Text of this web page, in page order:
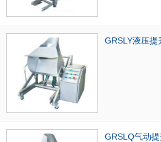
GRSLY液压提
GRSLQ气动